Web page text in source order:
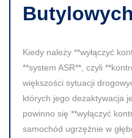
Butylowych
Kiedy należy **wyłączyć
**system ASR**, czyli
większości sytuacji
których jego dezaktywacja
powinno się **wyłączyć
samochód ugrzęźnie w